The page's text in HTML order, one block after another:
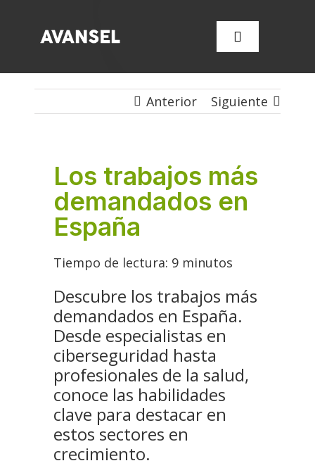
contenido
Toggle
SERVICIOS
FORMACIÓN
CONTACTA CON
Anterior Siguiente
Los trabajos más
demandados en
España
Tiempo de lectura: 9 minutos
Descubre los trabajos más
demandados en España.
Desde especialistas en
ciberseguridad hasta
profesionales de la salud,
conoce las habilidades
clave para destacar en
estos sectores en
crecimiento.